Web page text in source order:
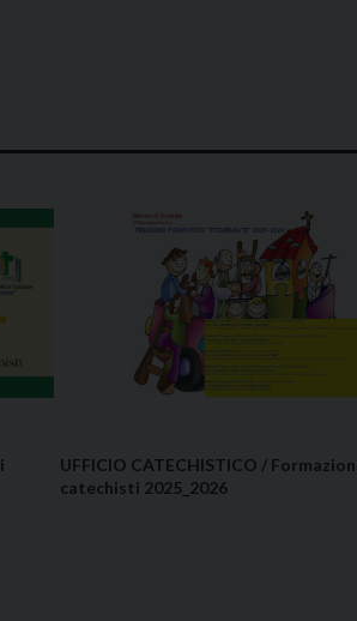
UFFICIO CATECHISTICO /
catechisti 2025_2026